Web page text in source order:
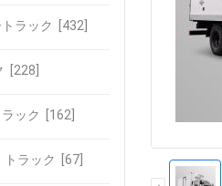
ラック [432]
[228]
ック [162]
トラック [67]